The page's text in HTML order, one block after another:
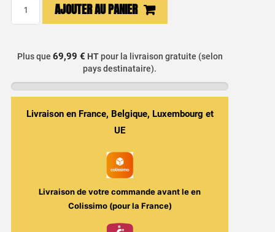
Cactus
Fruits
Rouges
AJOUTER AU PANIER
Plus que 69,99 € HTpour la livraison gratuite (selon
pays destinataire).
Livraison en France, Belgique, Luxembourg et
UE
Livraison de votre commande avant leen
Colissimo (pour la France)